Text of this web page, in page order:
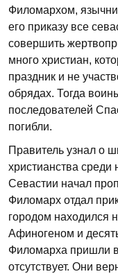
Филомархом,
его приказу все
совершить
много христиан,
праздник и не
обрядах. Тогда
последователей
погибли.
Правитель узнал о
христианства среди
Севастии начал
Филомарх отдал
городом находился
Афиногеном и
Филомарха пришли в
отсутствует. Они